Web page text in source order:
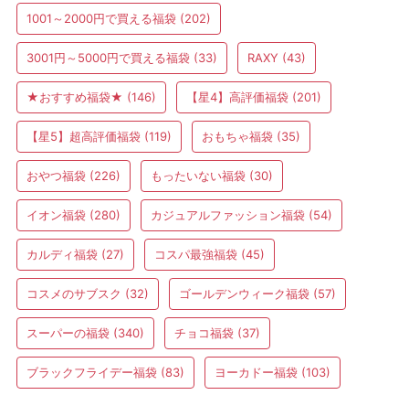
1001～2000円で買える福袋 (202)
3001円～5000円で買える福袋 (33) RAXY (43)
★おすすめ福袋★ (146) 【星4】高評価福袋 (201)
【星5】超高評価福袋 (119) おもちゃ福袋 (35)
おやつ福袋 (226) もったいない福袋 (30)
イオン福袋 (280) カジュアルファッション福袋 (54)
カルディ福袋 (27) コスパ最強福袋 (45)
コスメのサブスク (32) ゴールデンウィーク福袋 (57)
スーパーの福袋 (340) チョコ福袋 (37)
ブラックフライデー福袋 (83) ヨーカドー福袋 (103)